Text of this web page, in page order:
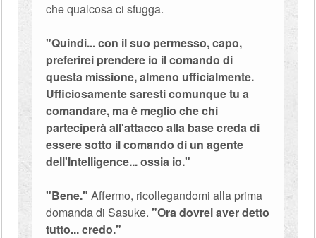
che qualcosa ci sfugga.
"Quindi... con il suo permesso, capo,
preferirei prendere io il comando di
questa missione, almeno ufficialmente.
Ufficiosamente saresti comunque tu a
comandare, ma è meglio che chi
parteciperà all'attacco alla base creda di
essere sotto il comando di un agente
dell'Intelligence... ossia io."
"Bene." Affermo, ricollegandomi alla prima
domanda di Sasuke. "Ora dovrei aver detto
tutto... credo."